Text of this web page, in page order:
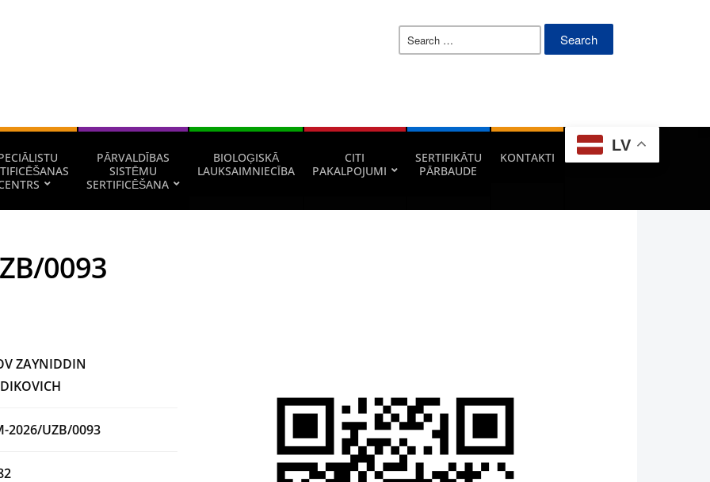
Search
PĀRVALDĪBAS
SISTĒMU
SERTIFICĒŠANA
BIOLOĢISKĀ
LAUKSAIMNIECĪBA
CITI
PAKALPOJUMI
SERTIFIKĀTU
PĀRBAUDE
KONTAKTI
LV
0093
ZAYNIDDIN
2026/UZB/0093